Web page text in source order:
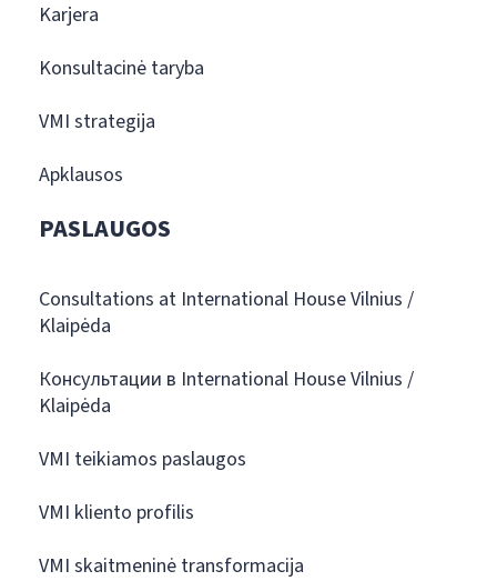
Karjera
Konsultacinė taryba
VMI strategija
Apklausos
PASLAUGOS
Consultations at International House Vilnius /
Klaipėda
Консультации в International House Vilnius /
Klaipėda
VMI teikiamos paslaugos
VMI kliento profilis
VMI skaitmeninė transformacija